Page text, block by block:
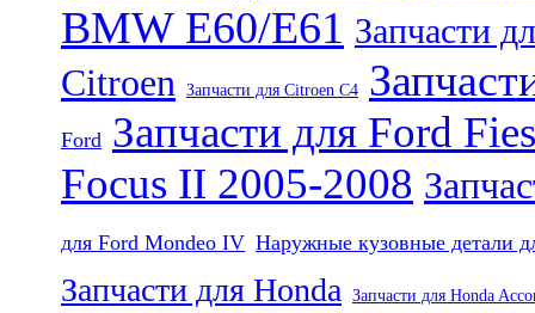
BMW E60/E61 Запчасти
Citroen Запчасти для Citroen C4
Ford Запчасти для Ford
Focus II 2005-2008
для Ford Mondeo IV Наружные кузовные детали
Запчасти для Honda Запчасти для Honda